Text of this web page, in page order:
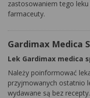
zastosowaniem tego
farmaceuty.
Gardimax Medica
Lek Gardimax medica
Należy poinformować
przyjmowanych ostatnio
wydawane są bez recepty.